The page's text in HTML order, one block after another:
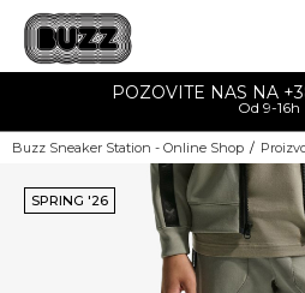
POZOVITE NAS NA
Od 9-16h
Buzz Sneaker Station - Online Shop
SPRING '26